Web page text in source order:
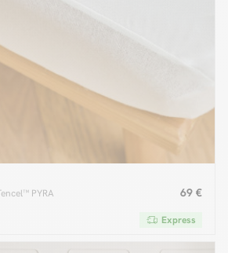
PYRA 69 €
Express